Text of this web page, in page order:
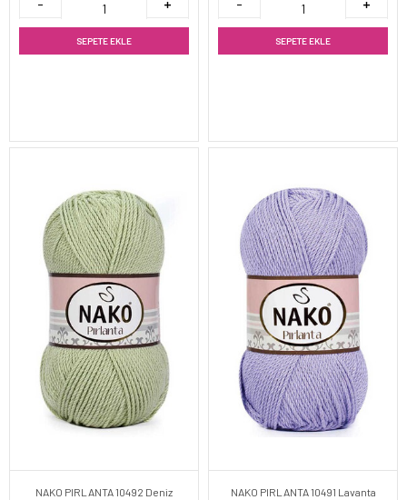
SEPETE EKLE SEPETE EKLE
NAKO PIRLANTA 10492 Deniz
NAKO PIRLANTA 10491 Lavanta